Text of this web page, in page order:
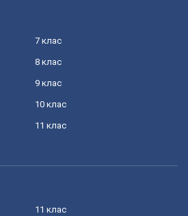
7 клас
8 клас
9 клас
10 клас
11 клас
11 клас